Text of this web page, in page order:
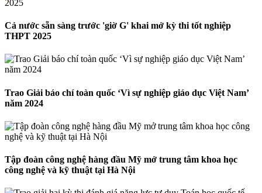
Cả nước sẵn sàng trước 'giờ G' khai mở kỳ thi tốt nghiệp
THPT 2025
Trao Giải báo chí toàn quốc ‘Vì sự nghiệp giáo dục Việt Nam’
năm 2024
Tập đoàn công nghệ hàng đầu Mỹ mở trung tâm khoa học
công nghệ và kỹ thuật tại Hà Nội